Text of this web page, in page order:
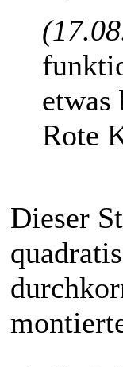
etwas
Rote
Dieser